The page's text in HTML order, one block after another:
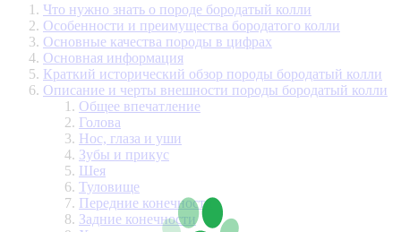
Что нужно знать о породе бородатый колли
Особенности и преимущества бородатого колли
Основные качества породы в цифрах
Основная информация
Краткий исторический обзор породы бородатый колли
Описание и черты внешности породы бородатый колли
Общее впечатление
Голова
Нос, глаза и уши
Зубы и прикус
Шея
Туловище
Передние конечности
Задние конечности